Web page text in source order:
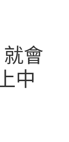
會
中